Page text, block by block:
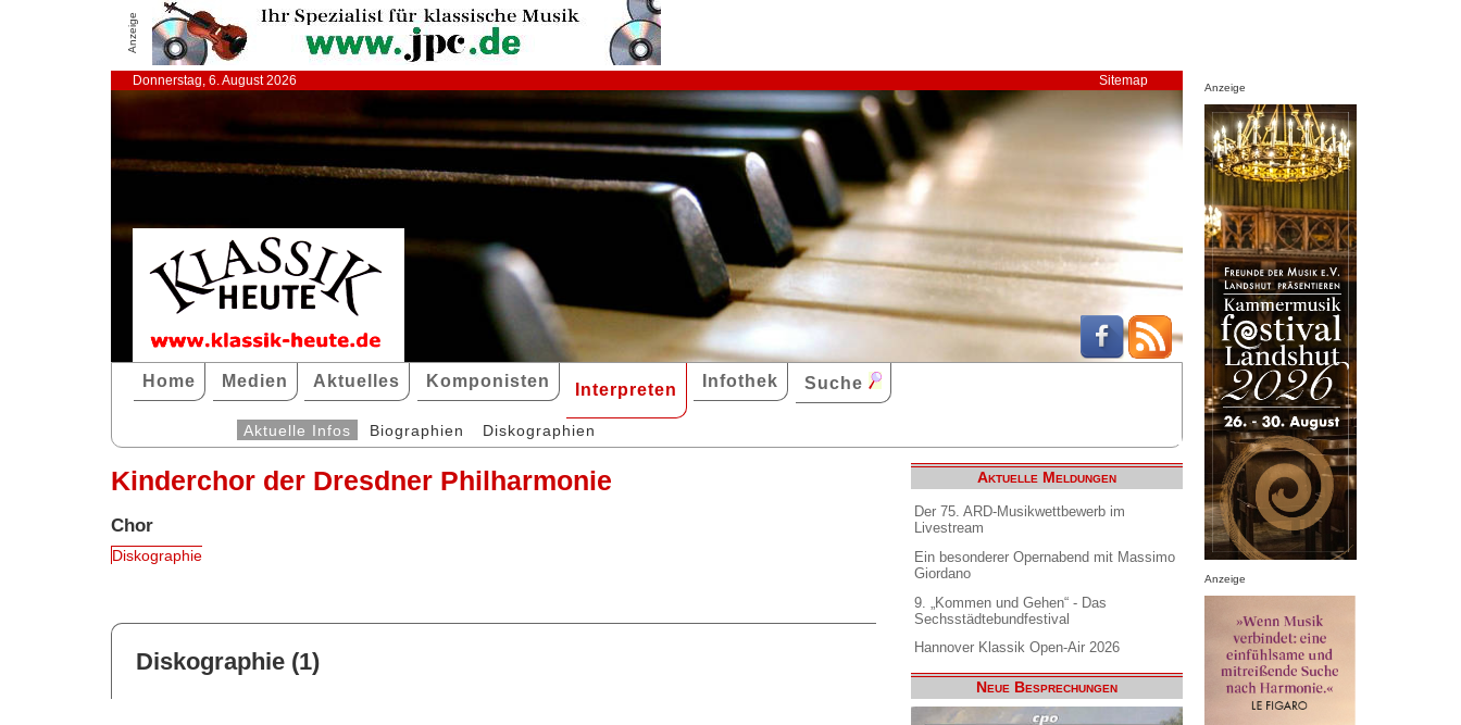
Anzeige
Donnerstag, 6. August 2026 Sitemap
Home Medien Aktuelles Komponisten Interpreten Infothek Suche
Aktuelle Infos Biographien Diskographien
Kinderchor der Dresdner Philharmonie
Chor
Diskographie
Diskographie (1)
Aktuelle Meldungen
Der 75. ARD-Musikwettbewerb im
Livestream
Ein besonderer Opernabend mit Massimo
Giordano
9. „Kommen und Gehen“ - Das
Sechsstädtebundfestival
Hannover Klassik Open-Air 2026
Neue Besprechungen
Anzeige
Anzeige